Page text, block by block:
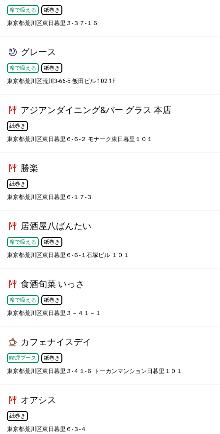
席で吸える 紙巻き
東京都荒川区東日暮里３-３７-１６
グレース
席で吸える 紙巻き
東京都荒川区荒川3-66-5 飯田ビル 102 1F
アジアンダイニング&バー グラス 本店
紙巻き
東京都荒川区東日暮里６-６-２ モナーク東日暮里１０１
勝楽
紙巻き
東京都荒川区東日暮里６-１７-３
居酒屋八ばんたい
席で吸える 紙巻き
東京都荒川区東日暮里６-６-１石塚ビル １０１
食酒旬菜 いっさ
席で吸える 紙巻き
東京都荒川区東日暮里３－４１－１
カフェナイスデイ
喫煙ブース 紙巻き
東京都荒川区東日暮里３-４１-６ トーカンマンション日暮里１０１
オアシス
紙巻き
東京都荒川区東日暮里６-３-４